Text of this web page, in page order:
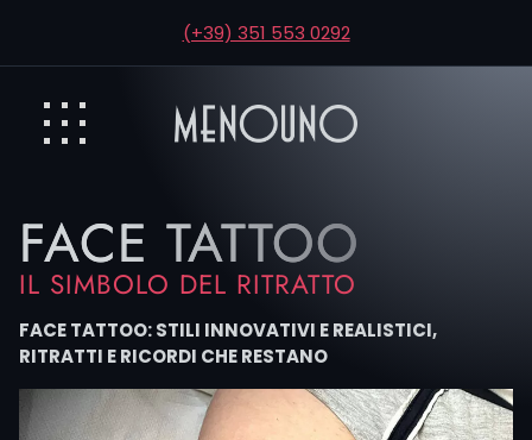
(+39) 351 553 0292
FACE TATTOO
IL SIMBOLO DEL RITRATTO
FACE TATTOO: STILI INNOVATIVI E REALISTICI,
RITRATTI E RICORDI CHE RESTANO